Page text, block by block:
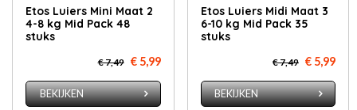
Etos Luiers Mini Maat 2
4-8 kg Mid Pack 48
stuks
€ 7,49 € 5,99
BEKIJKEN
Etos Luiers Midi Maat 3
6-10 kg Mid Pack 35
stuks
€ 7,49 € 5,99
BEKIJKEN